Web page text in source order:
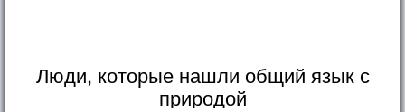
Люди, которые нашли общий язык с
природой